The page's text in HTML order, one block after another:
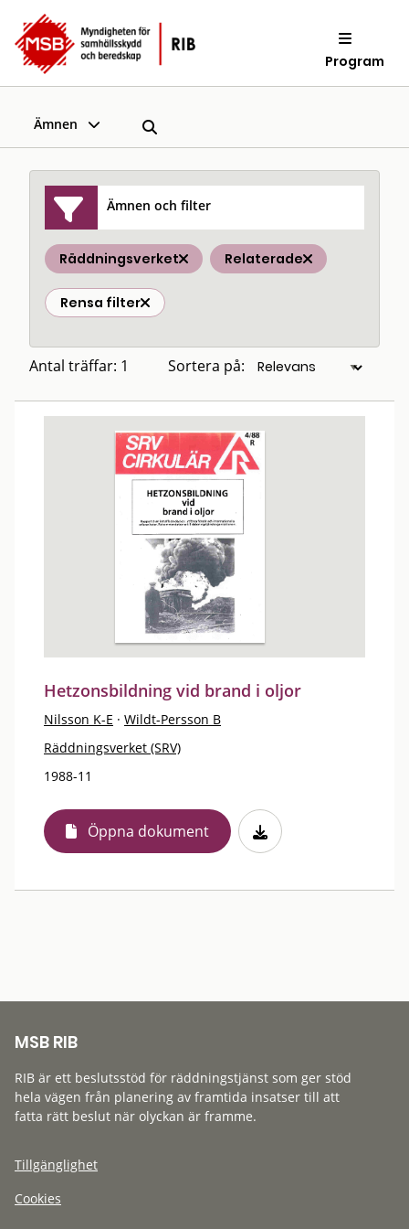
Program
Ämnen
Ämnen och filter
Räddningsverket Relaterade
Rensa filter
Antal träffar: 1 Sortera på:
Hetzonsbildning vid brand i oljor
Nilsson K-E · Wildt-Persson B
Räddningsverket (SRV)
1988-11
Öppna dokument
MSB RIB
RIB är ett beslutsstöd för räddningstjänst som ger stöd
hela vägen från planering av framtida insatser till att
fatta rätt beslut när olyckan är framme.
Tillgänglighet
Cookies